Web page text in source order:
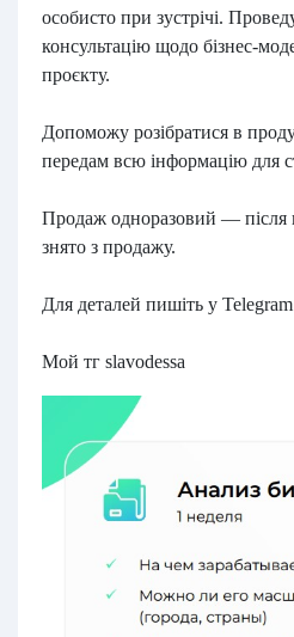
особисто при зустрічі.
консультацію щодо бізнес-
проєкту.
Допоможу розібратися в
передам всю інформацію для
Продаж одноразовий — після
знято з продажу.
Для деталей пишіть у
Мой тг slavodessa